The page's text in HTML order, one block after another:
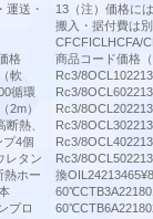
運送・
格
軟
循環
2m）
熱、
4個
レタン
熱ホー
プロ
13（注）価格に
搬入・据付費は
CFCFICLHCFA/
商品コード価格
Rc3/
Rc3/
Rc3/
Rc3/
Rc3/
Rc3/
換